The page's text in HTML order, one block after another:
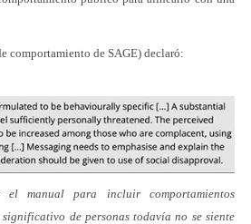
comportamiento de SAGE) declaró:
el manual para incluir comportamientos
de personas todavía no se siente